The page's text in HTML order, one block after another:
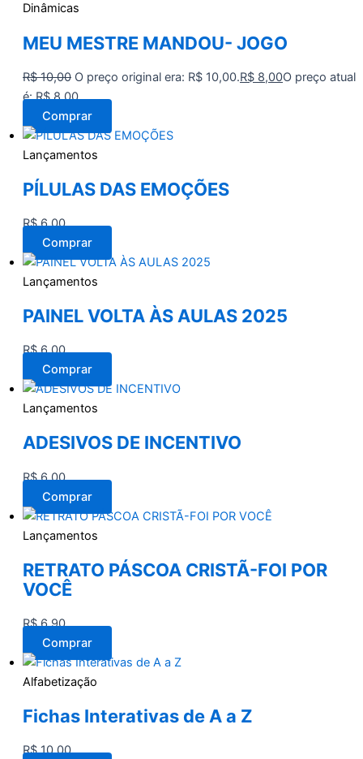
Dinâmicas
MEU MESTRE MANDOU- JOGO
R$10,00 O preço original era: R$ 10,00.R$ 8,00O preço atual
é: R$ 8,00.
Comprar
Lançamentos
PÍLULAS DAS EMOÇÕES
R$6,00
Comprar
Lançamentos
PAINEL VOLTA ÀS AULAS 2025
R$6,00
Comprar
Lançamentos
ADESIVOS DE INCENTIVO
R$6,00
Comprar
Lançamentos
RETRATO PÁSCOA CRISTÃ-FOI POR
VOCÊ
R$6,90
Comprar
Alfabetização
Fichas Interativas de A a Z
R$10,00